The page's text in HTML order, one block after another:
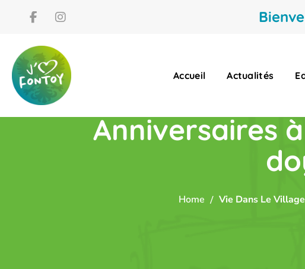
Accueil Actualités
Anniversaires
Home Vie Dans Le Village